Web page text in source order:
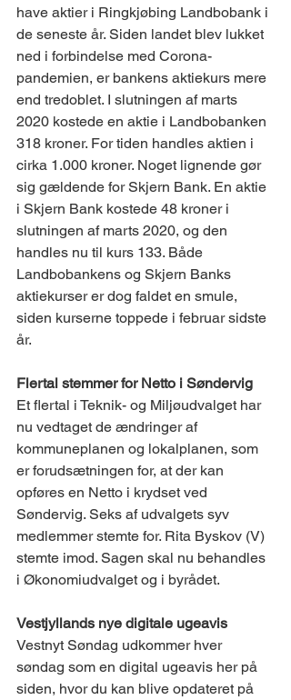
have aktier i Ringkjøbing Landbobank i
de seneste år. Siden landet blev lukket
ned i forbindelse med Corona-
pandemien, er bankens aktiekurs mere
end tredoblet. I slutningen af marts
2020 kostede en aktie i Landbobanken
318 kroner. For tiden handles aktien i
cirka 1.000 kroner. Noget lignende gør
sig gældende for Skjern Bank. En aktie
i Skjern Bank kostede 48 kroner i
slutningen af marts 2020, og den
handles nu til kurs 133. Både
Landbobankens og Skjern Banks
aktiekurser er dog faldet en smule,
siden kurserne toppede i februar sidste
år.
Flertal stemmer for Netto i Søndervig
Et flertal i Teknik- og Miljøudvalget har
nu vedtaget de ændringer af
kommuneplanen og lokalplanen, som
er forudsætningen for, at der kan
opføres en Netto i krydset ved
Søndervig. Seks af udvalgets syv
medlemmer stemte for. Rita Byskov (V)
stemte imod. Sagen skal nu behandles
i Økonomiudvalget og i byrådet.
Vestjyllands nye digitale ugeavis
Vestnyt Søndag udkommer hver
søndag som en digital ugeavis her på
siden, hvor du kan blive opdateret på